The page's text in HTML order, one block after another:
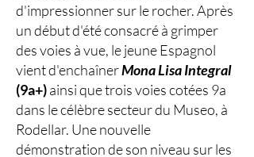
d'impressionner sur le rocher. Après
un début d'été consacré à grimper
des voies à vue, le jeune Espagnol
vient d'enchaînerMona Lisa Integral
(9a+)ainsi que trois voies cotées 9a
dans le célèbre secteur du Museo, à
Rodellar. Une nouvelle
démonstration de son niveau sur les